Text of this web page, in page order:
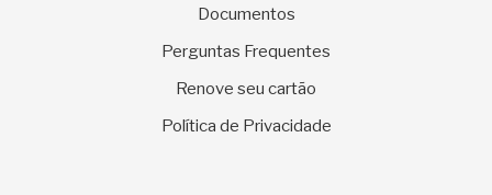
Documentos
Perguntas Frequentes
Renove seu cartão
Política de Privacidade